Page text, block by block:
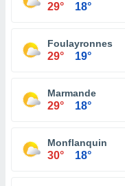
29° 18°
Foulayronnes
29° 19°
Marmande
29° 18°
Monflanquin
30° 18°